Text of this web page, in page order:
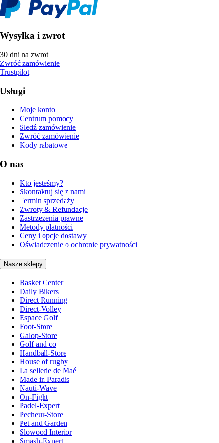
Wysyłka i zwrot
30 dni na zwrot
Zwróć zamówienie
Trustpilot
Usługi
Moje konto
Centrum pomocy
Śledź zamówienie
Zwróć zamówienie
Kody rabatowe
O nas
Kto jesteśmy?
Skontaktuj się z nami
Termin sprzedaży
Zwroty & Refundacje
Zastrzeżenia prawne
Metody płatności
Ceny i opcje dostawy
Oświadczenie o ochronie prywatności
Nasze sklepy
Basket Center
Daily Bikers
Direct Running
Direct-Volley
Espace Golf
Foot-Store
Galop-Store
Golf and co
Handball-Store
House of rugby
La sellerie de Maé
Made in Paradis
Nauti-Wave
On-Fight
Padel-Expert
Pecheur-Store
Pet and Garden
Slowood Interior
Smash-Expert